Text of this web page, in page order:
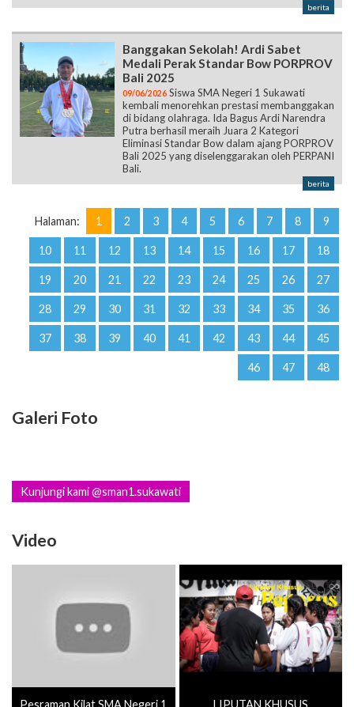
berita
Banggakan Sekolah! Ardi Sabet
Medali Perak Standar Bow PORPROV
Bali 2025
09/06/2026 Siswa SMA Negeri 1 Sukawati
kembali menorehkan prestasi membanggakan
di bidang olahraga. Ida Bagus Ardi Narendra
Putra berhasil meraih Juara 2 Kategori
Eliminasi Standar Bow dalam ajang PORPROV
Bali 2025 yang diselenggarakan oleh PERPANI
Bali.
berita
Halaman: 1 2 3 4 5 6 7 8 9
10 11 12 13 14 15 16 17 18
19 20 21 22 23 24 25 26 27
28 29 30 31 32 33 34 35 36
37 38 39 40 41 42 43 44 45
46 47 48
Galeri Foto
Kunjungi kami @sman1.sukawati
Video
Pesraman Kilat SMA Negeri 1
LIPUTAN KHUSUS